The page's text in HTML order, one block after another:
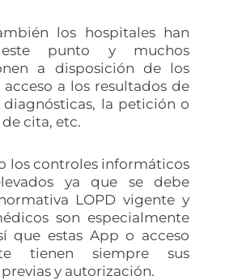
los hospitales han
este punto y muchos
a disposición de los
a los resultados de
diagnósticas, la petición o
cita, etc.
los controles informáticos
ya que se debe
LOPD vigente y
son especialmente
que estas App o acceso
tienen siempre sus
y autorización.